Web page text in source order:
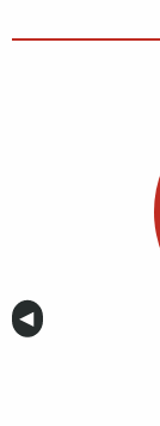
Anterior
◀︎